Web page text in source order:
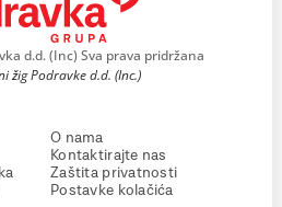
d.d. (Inc) Sva prava pridržana
žig Podravke d.d. (Inc.)
O nama
Kontaktirajte nas
Zaštita privatnosti
Postavke kolačića